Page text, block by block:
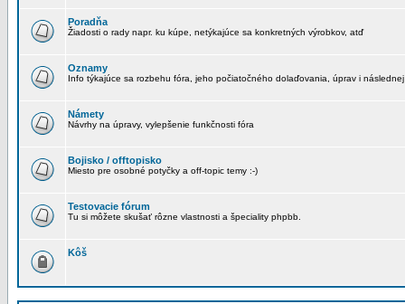
Poradňa
Žiadosti o rady napr. ku kúpe, netýkajúce sa konkretných výrobkov, atď
Oznamy
Info týkajúce sa rozbehu fóra, jeho počiatočného dolaďovania, úprav i
Námety
Návrhy na úpravy, vylepšenie funkčnosti fóra
Bojisko / offtopisko
Miesto pre osobné potyčky a off-topic temy :-)
Testovacie fórum
Tu si môžete skušať rôzne vlastnosti a špeciality phpbb.
Kôš